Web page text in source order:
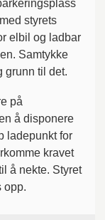
styrets
elbil og ladbar
Samtykke
grunn til det.
på
å disponere
ladepunkt for
kravet
å nekte. Styret
opp.